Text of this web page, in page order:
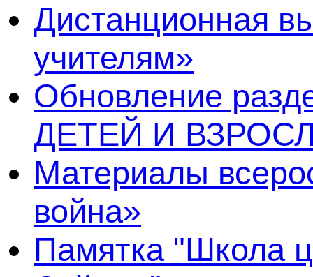
Дистанционная
учителям»
Обновление
ДЕТЕЙ И
Материалы
война»
Памятка "Школа